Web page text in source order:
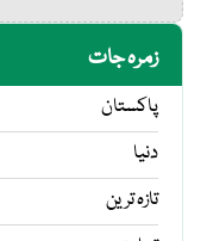
زمرہ جات
پاکستان
دنیا
تازہ ترین